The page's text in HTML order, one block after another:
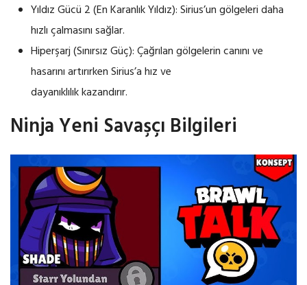
Yıldız Gücü 2 (En Karanlık Yıldız): Sirius’un gölgeleri daha
hızlı çalmasını sağlar.
Hiperşarj (Sınırsız Güç): Çağrılan gölgelerin canını ve
hasarını artırırken Sirius’a hız ve
dayanıklılık kazandırır.
Ninja Yeni Savaşçı Bilgileri